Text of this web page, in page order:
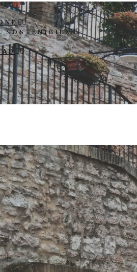
SOSTENIBILE